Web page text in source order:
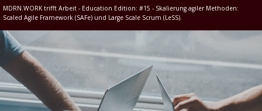
MDRN.WORK trifft Arbeit - Education Edition: #15 - Skalierung agiler Methoden:
Scaled Agile Framework (SAFe) und Large Scale Scrum (LeSS).